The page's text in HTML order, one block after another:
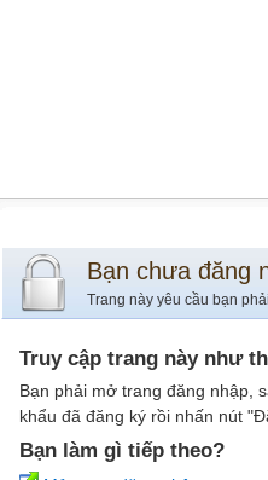
Bạn chưa đăng
Trang này yêu cầu bạn
Truy cập trang này như
Bạn phải mở trang đăng nhập,
khẩu đã đăng ký rồi nhấn nút
Bạn làm gì tiếp theo?